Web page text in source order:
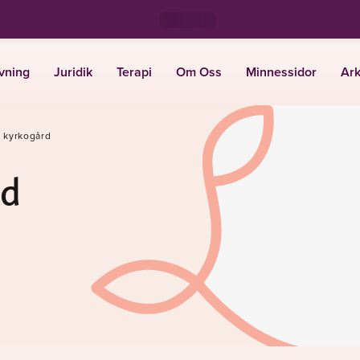
Juridik Terapi Om Oss Minnessidor
kyrkogård